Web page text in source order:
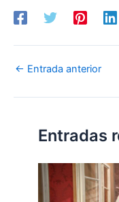
← Entrada anterior
Entradas